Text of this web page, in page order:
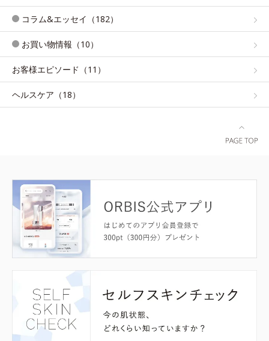
コラム&エッセイ（182）
お買い物情報（10）
お客様エピソード（11）
ヘルスケア（18）